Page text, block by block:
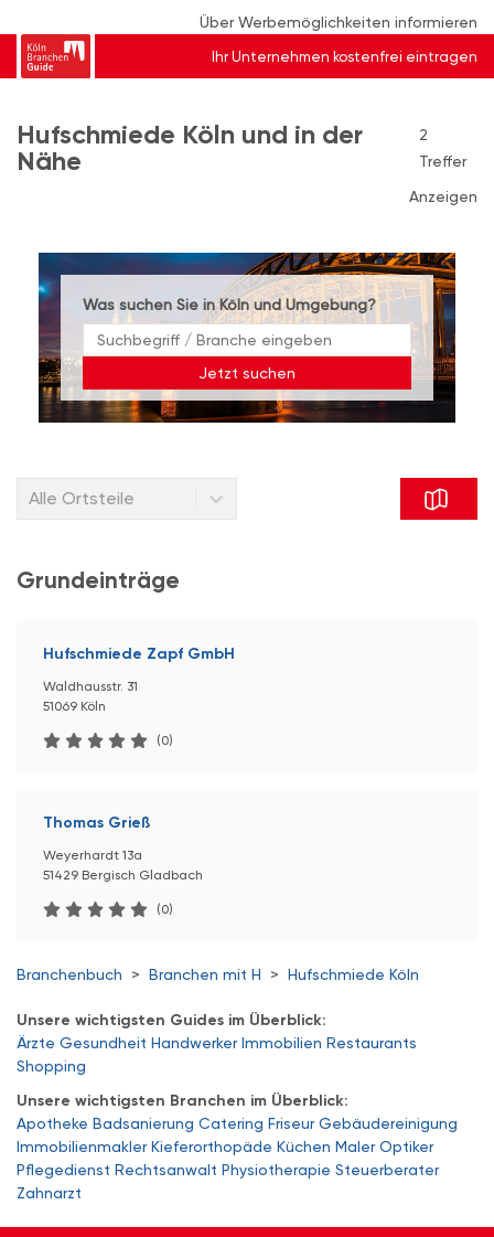
Über Werbemöglichkeiten informieren
Ihr Unternehmen kostenfrei eintragen
Hufschmiede Köln und in der
Nähe
2
Treffer
Anzeigen
Was suchen Sie in Köln und Umgebung?
Jetzt suchen
Alle Ortsteile
Grundeinträge
Hufschmiede Zapf GmbH
Waldhausstr. 31
51069 Köln
(0)
Thomas Grieß
Weyerhardt 13a
51429 Bergisch Gladbach
(0)
Branchenbuch > Branchen mit H > Hufschmiede Köln
Unsere wichtigsten Guides im Überblick:
Ärzte Gesundheit Handwerker Immobilien Restaurants
Shopping
Unsere wichtigsten Branchen im Überblick:
Apotheke Badsanierung Catering Friseur Gebäudereinigung
Immobilienmakler Kieferorthopäde Küchen Maler Optiker
Pflegedienst Rechtsanwalt Physiotherapie Steuerberater
Zahnarzt